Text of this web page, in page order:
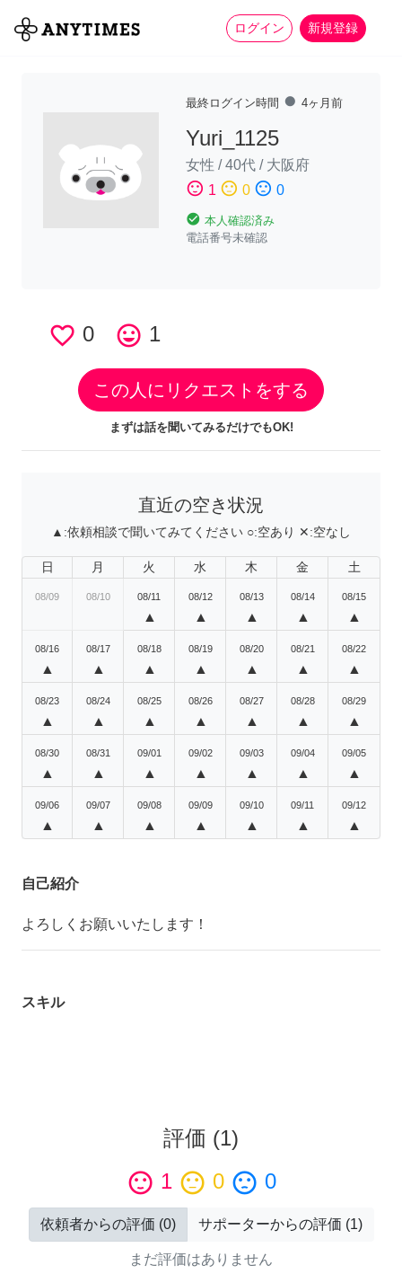
ログイン 新規登録
全て 家事 more_horiz
最終ログイン時間 fiber_manual_record 4ヶ月前
Yuri_1125
女性 /40代 / 大阪府
sentiment_satisfied 1 sentiment_neutral 0 sentiment_dissatisfied 0
check_circle 本人確認済み
電話番号未確認
favorite_border 0 tag_faces 1
この人にリクエストをする
まずは話を聞いてみるだけでもOK!
直近の空き状況
▲:依頼相談で聞いてみてください ○:空あり ✕:空なし
日 月 火 水 木 金 土
08/09 08/10 08/11
▲
08/12
▲
08/13
▲
08/14
▲
08/15
▲
08/16
▲
08/17
▲
08/18
▲
08/19
▲
08/20
▲
08/21
▲
08/22
▲
08/23
▲
08/24
▲
08/25
▲
08/26
▲
08/27
▲
08/28
▲
08/29
▲
08/30
▲
08/31
▲
09/01
▲
09/02
▲
09/03
▲
09/04
▲
09/05
▲
09/06
▲
09/07
▲
09/08
▲
09/09
▲
09/10
▲
09/11
▲
09/12
▲
自己紹介
よろしくお願いいたします！
スキル
評価 (1)
sentiment_satisfied 1 sentiment_neutral 0 sentiment_dissatisfied 0
依頼者からの評価 (0) サポーターからの評価 (1)
まだ評価はありません